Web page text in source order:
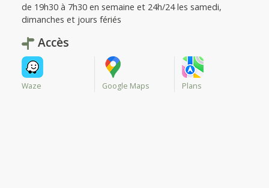
de 19h30 à 7h30 en semaine et 24h/24 les samedi,
dimanches et jours fériés
Accès
Waze Google Maps Plans